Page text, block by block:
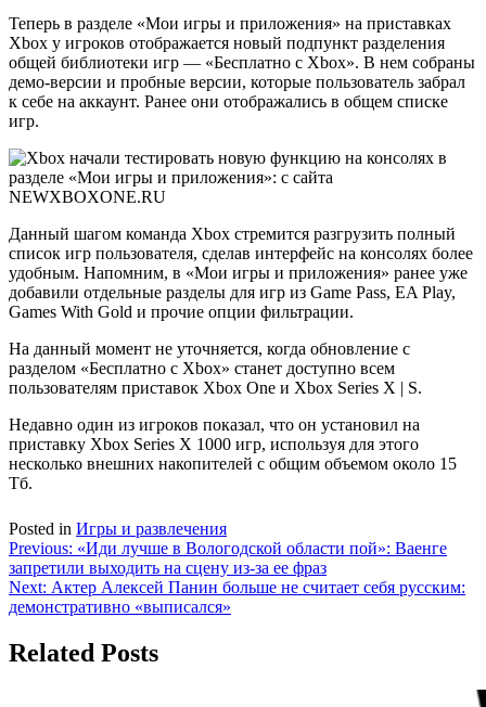
Теперь в разделе «Мои игры и приложения» на приставках
Xbox у игроков отображается новый подпункт разделения
общей библиотеки игр — «Бесплатно с Xbox». В нем собраны
демо-версии и пробные версии, которые пользователь забрал
к себе на аккаунт. Ранее они отображались в общем списке
игр.
Данный шагом команда Xbox стремится разгрузить полный
список игр пользователя, сделав интерфейс на консолях более
удобным. Напомним, в «Мои игры и приложения» ранее уже
добавили отдельные разделы для игр из Game Pass, EA Play,
Games With Gold и прочие опции фильтрации.
На данный момент не уточняется, когда обновление с
разделом «Бесплатно с Xbox» станет доступно всем
пользователям приставок Xbox One и Xbox Series X | S.
Недавно один из игроков показал, что он установил на
приставку Xbox Series X 1000 игр, используя для этого
несколько внешних накопителей с общим объемом около 15
Тб.
Posted in Игры и развлечения
Навигация
по
записям
Previous: «Иди лучше в Вологодской области пой»: Ваенге
запретили выходить на сцену из-за ее фраз
Next: Актер Алексей Панин больше не считает себя русским:
демонстративно «выписался»
Related Posts